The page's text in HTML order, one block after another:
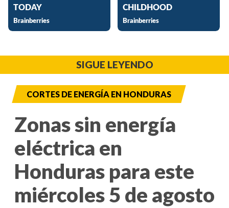
SIGUE LEYENDO
CORTES DE ENERGÍA EN HONDURAS
Zonas sin energía
eléctrica en
Honduras para este
miércoles 5 de agosto